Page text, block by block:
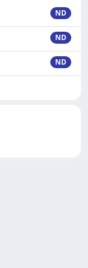
ND
ND
ND